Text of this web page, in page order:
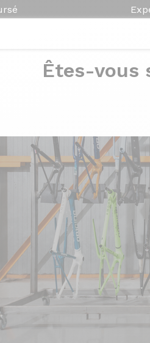
Êtes-vous